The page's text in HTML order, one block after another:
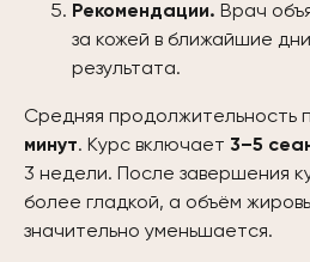
Рекомендации. Врач
за кожей в ближайшие
результата.
Средняя продолжительность
минут. Курс включает 3–5
3 недели. После завершения
более гладкой, а объём
значительно уменьшается.